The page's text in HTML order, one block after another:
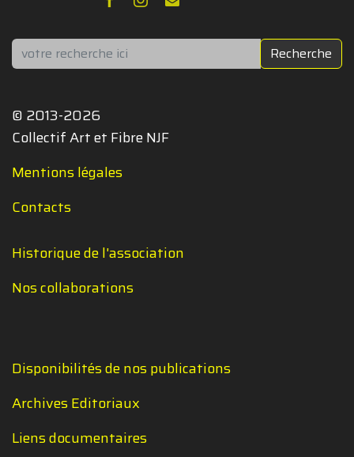
Rechercher Recherche
© 2013-2026
Collectif Art et Fibre NJF
Mentions légales
Contacts
Historique de l'association
Nos collaborations
Disponibilités de nos publications
Archives Editoriaux
Liens documentaires